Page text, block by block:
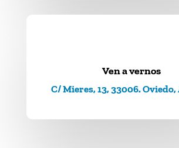
Ven a vernos
C/ Mieres, 13, 33006.